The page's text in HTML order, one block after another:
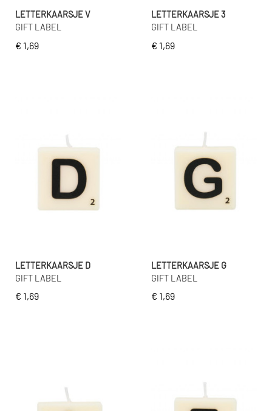
LETTERKAARSJE V
GIFT LABEL
€ 1,69
LETTERKAARSJE 3
GIFT LABEL
€ 1,69
LETTERKAARSJE D
GIFT LABEL
€ 1,69
LETTERKAARSJE G
GIFT LABEL
€ 1,69